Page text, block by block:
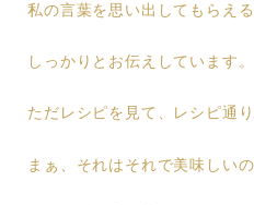
私の言葉を思い出してもらえ
しっかりとお伝えしています。
ただレシピを見て、レシピ通り
まぁ、それはそれで美味しいの